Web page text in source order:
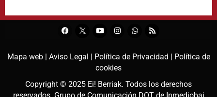
Mapa web | Aviso Legal | Política de Privacidad | Política de
cookies
Copyright © 2025 Ei! Berriak. Todos los derechos